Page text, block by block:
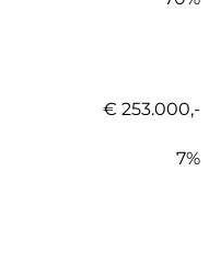
€ 253.000,-
7%